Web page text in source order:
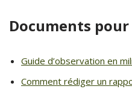
Documents
Guide d’observation en
Comment rédiger un